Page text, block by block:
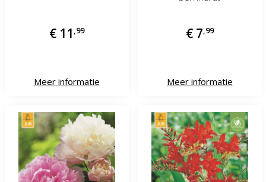
€ 11 99
Meer informatie
€ 7 99
Meer informatie